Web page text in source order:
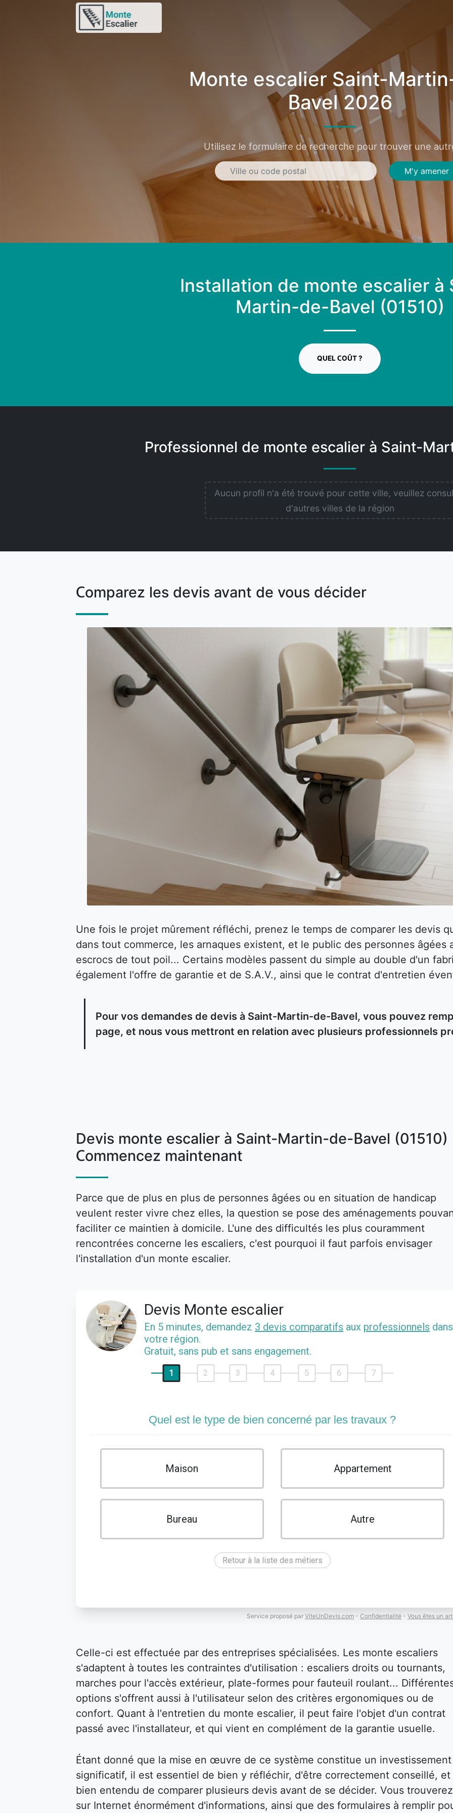
Monte escalier Saint-
Bavel 2026
Utilisez le formulaire de recherche pour trouver une
M'y amener
Installation de monte escalier à
Martin-de-Bavel (01510)
QUEL COÛT ?
Professionnel de monte escalier à Saint-
Aucun profil n'a été trouvé pour cette ville, veuillez
d'autres villes de la région
Comparez les devis avant de vous décider
Une fois le projet mûrement réfléchi, prenez le temps de comparer les devis
dans tout commerce, les arnaques existent, et le public des personnes âgées
escrocs de tout poil... Certains modèles passent du simple au double d'un
également l'offre de garantie et de S.A.V., ainsi que le contrat d'entretien
Pour vos demandes de devis à Saint-Martin-de-Bavel, vous pouvez
page, et nous vous mettront en relation avec plusieurs professionnels
Devis monte escalier à Saint-Martin-de-Bavel (01510)
Commencez maintenant
Parce que de plus en plus de personnes âgées ou en situation de handicap
veulent rester vivre chez elles, la question se pose des aménagements
faciliter ce maintien à domicile. L'une des difficultés les plus couramment
rencontrées concerne les escaliers, c'est pourquoi il faut parfois envisager
l'installation d'un monte escalier.
Devis Monte escalier
En 5 minutes, demandez 3 devis comparatifs aux professionnels dans
votre région.
Gratuit, sans pub et sans engagement.
1 2 3 4 5 6 7
Quel est le type de bien concerné par les travaux ?
Maison Appartement
Bureau Autre
Retour à la liste des métiers
Service proposé par ViteUnDevis.com - Confidentialité - Vous êtes un
Celle-ci est effectuée par des entreprises spécialisées. Les monte escaliers
s'adaptent à toutes les contraintes d'utilisation : escaliers droits ou tournants,
marches pour l'accès extérieur, plate-formes pour fauteuil roulant...
options s'offrent aussi à l'utilisateur selon des critères ergonomiques ou de
confort. Quant à l'entretien du monte escalier, il peut faire l'objet d'un contrat
passé avec l'installateur, et qui vient en complément de la garantie usuelle.
Étant donné que la mise en œuvre de ce système constitue un investissement
significatif, il est essentiel de bien y réfléchir, d'être correctement conseillé, et
bien entendu de comparer plusieurs devis avant de se décider. Vous trouverez
sur Internet énormément d'informations, ainsi que des formulaires à remplir